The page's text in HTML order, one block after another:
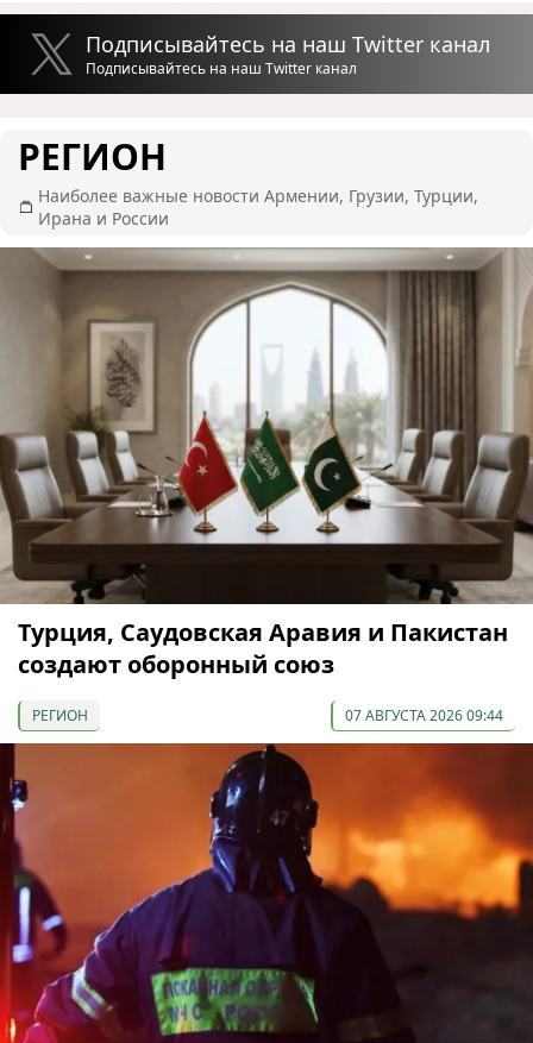
Подписывайтесь на наш Twitter канал
Подписывайтесь на наш Twitter канал
РЕГИОН
Наиболее важные новости Армении, Грузии, Турции,
Ирана и России
Турция, Саудовская Аравия и Пакистан
создают оборонный союз
РЕГИОН 07 АВГУСТА 2026 09:44